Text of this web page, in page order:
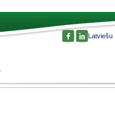
Latviešu